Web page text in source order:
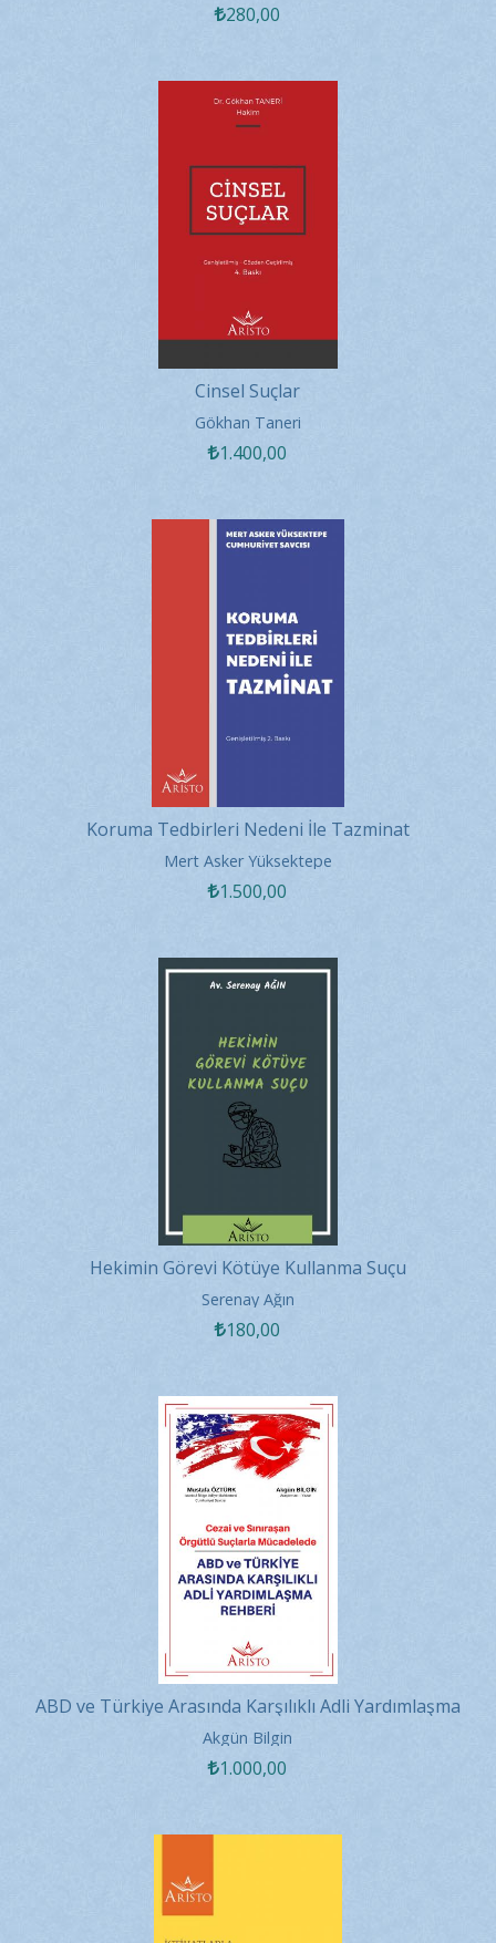
280,00
Cinsel Suçlar
Gökhan Taneri
1.400,00
Koruma Tedbirleri Nedeni İle Tazminat
Mert Asker Yüksektepe
1.500,00
Hekimin Görevi Kötüye Kullanma Suçu
Serenay Ağın
180,00
ABD ve Türkiye Arasında Karşılıklı Adli Yardımlaşma
Rehberi
Akgün Bilgin
1.000,00